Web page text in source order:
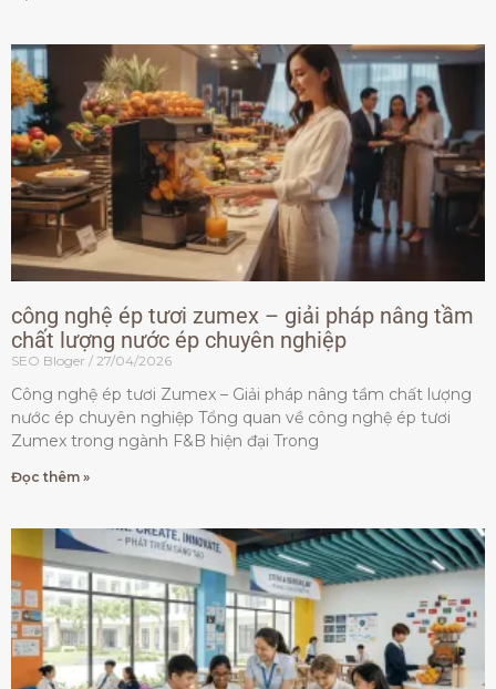
công nghệ ép tươi zumex – giải pháp nâng tầm
chất lượng nước ép chuyên nghiệp
SEO Bloger 27/04/2026
Công nghệ ép tươi Zumex – Giải pháp nâng tầm chất lượng
nước ép chuyên nghiệp Tổng quan về công nghệ ép tươi
Zumex trong ngành F&B hiện đại Trong
Đọc thêm »